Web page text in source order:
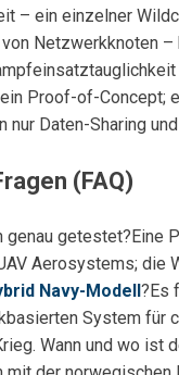
– ein einzelner
Netzwerkknoten
Proof-of-Concept;
nur Daten-Sharing
(FAQ)
genau getestet?Eine
Aerosystems; die
Navy-Modell?Es
System für
Wann und wo ist